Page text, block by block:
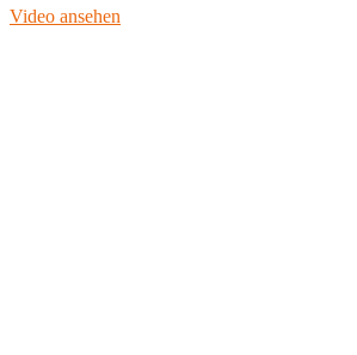
Video ansehen